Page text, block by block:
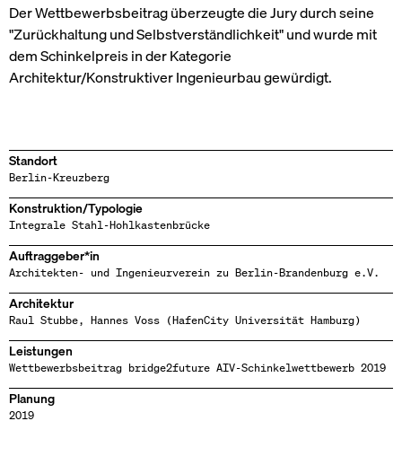
Der Wettbewerbsbeitrag überzeugte die Jury durch seine
"Zurückhaltung und Selbstverständlichkeit" und wurde mit
dem Schinkelpreis in der Kategorie
Architektur/Konstruktiver Ingenieurbau gewürdigt.
Standort
Berlin-Kreuzberg
Konstruktion/Typologie
Integrale Stahl-Hohlkastenbrücke
Auftraggeber*in
Architekten- und Ingenieurverein zu Berlin-Brandenburg e.V.
Architektur
Raul Stubbe, Hannes Voss (HafenCity Universität Hamburg)
Leistungen
Wettbewerbsbeitrag bridge2future AIV-Schinkelwettbewerb 2019
Planung
2019